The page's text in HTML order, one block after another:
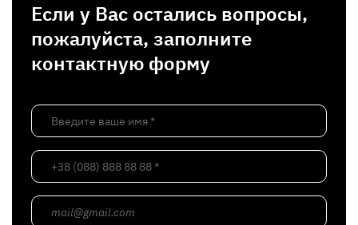
Если у Вас остались вопросы,
пожалуйста, заполните
контактную форму
Введите ваше имя *
+38 (088) 888 88 88 *
mail@gmail.com